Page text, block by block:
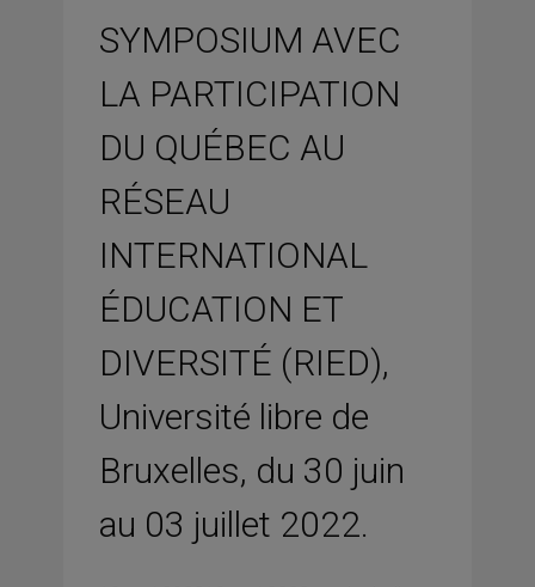
SYMPOSIUM AVEC
LA PARTICIPATION
DU QUÉBEC AU
RÉSEAU
INTERNATIONAL
ÉDUCATION ET
DIVERSITÉ (RIED),
Université libre de
Bruxelles, du 30 juin
au 03 juillet 2022.